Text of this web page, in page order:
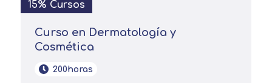
15% Cursos
Curso en Dermatología y
Cosmética
200horas